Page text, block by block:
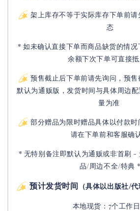
架上库存不等于实际库存下单前
态
* 如未确认直接下单而商品缺货的情
余额下次下单可直接
预售截止后下单前请先询问，预
默认为通贩版，发货时间与具体周边
量为准
部分赠品为限时赠品具体以付款
请在下单前和客服确认
* 无特别备注即默认为通贩或非首刷
品/周边不全/特典 *
预计发货时间 （具体以出版社/
本地现货：7个工作